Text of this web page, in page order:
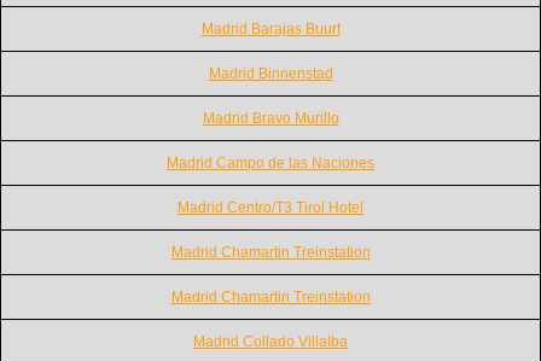
Madrid Barajas Buurt
Madrid Binnenstad
Madrid Bravo Murillo
Madrid Campo de las Naciones
Madrid Centro/T3 Tirol Hotel
Madrid Chamartin Treinstation
Madrid Chamartin Treinstation
Madrid Collado Villalba